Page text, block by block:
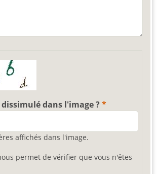
dissimulé dans l'image ?
affichés dans l'image.
permet de vérifier que vous n'êtes